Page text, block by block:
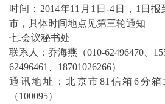
时间：2014年11月1日-4日，1日报
市，具体时间地点见第三轮通知
七.会议秘书处
联系人：乔海燕（010-62496470、
62496461、18701026266）
通讯地址：北京市81信箱6分
（100095）